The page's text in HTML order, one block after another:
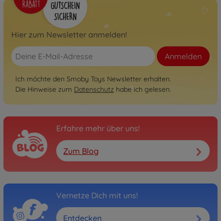
Spielhäuser & Zubehör
Smoby Life Matschküchen-
7600810505
299,99 €
Lodge
7600810504
239,99 €
Spielhäuser & Zubehör
Smoby Life Spielhaus Chef
7600810407
369,99 €
Spielhäuser & Zubehör
Hier zum Newsletter anmelden!
Anmelden
Ich möchte den Smoby Toys Newsletter erhalten.
Die Hinweise zum Datenschutz habe ich gelesen.
Erfahre mehr über uns!
Zum Blog
Vernetze Dich mit uns!
Entdecken